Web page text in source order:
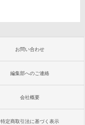
お問い合わせ
編集部へのご連絡
会社概要
特定商取引法に基づく表示